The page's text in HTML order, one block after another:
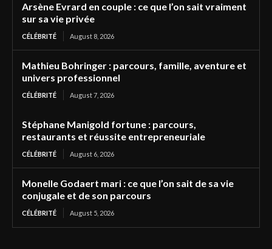
Arsène Evrard en couple : ce que l’on sait vraiment
sur sa vie privée
CÉLÉBRITÉ August 8, 2026
Mathieu Bohringer : parcours, famille, aventure et
univers professionnel
CÉLÉBRITÉ August 7, 2026
Stéphane Manigold fortune : parcours,
restaurants et réussite entrepreneuriale
CÉLÉBRITÉ August 6, 2026
Monelle Godaert mari : ce que l’on sait de sa vie
conjugale et de son parcours
CÉLÉBRITÉ August 5, 2026